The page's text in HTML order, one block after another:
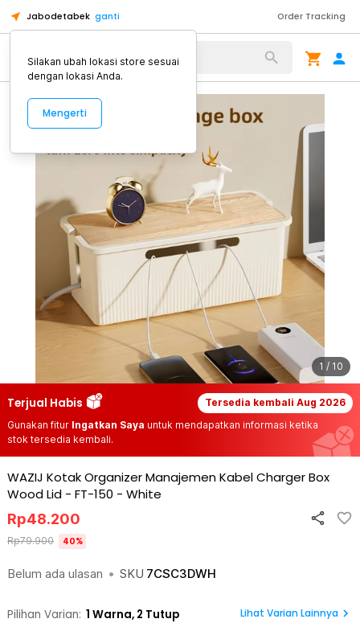
Jabodetabek ganti Order Tracking
Alat Kopi
1 / 10
Terjual Habis Tersedia kembali Aug 2026
Gunakan fitur Ingatkan Saya untuk mendapatkan informasi ketika
stok tersedia kembali.
WAZIJ Kotak Organizer Manajemen Kabel Charger Box
Wood Lid - FT-150 - White
Belum ada ulasan • SKU 7CSC3DWH
Rp48.200
Rp79.900 40%
Pilihan Varian: 1 Warna, 2 Tutup Lihat Varian Lainnya
Silakan ubah lokasi store sesuai
dengan lokasi Anda.
Mengerti